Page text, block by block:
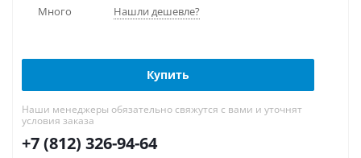
Много Нашли дешевле?
Купить
Наши менеджеры обязательно свяжутся с вами и уточнят
условия заказа
+7 (812) 326-94-64